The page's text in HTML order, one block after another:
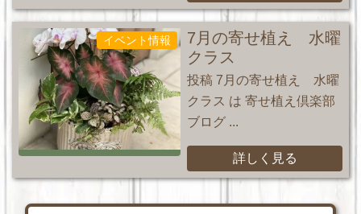
イベント情報
7月の寄せ植え 水曜
クラス
投稿 7月の寄せ植え 水曜
クラス は 寄せ植え倶楽部
ブログ ...
詳しく見る